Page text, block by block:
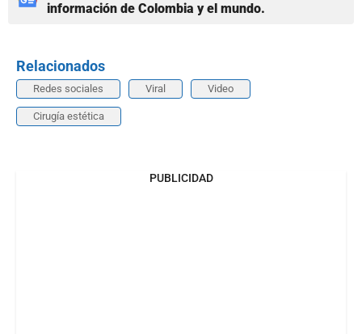
información de Colombia y el mundo.
Relacionados
Redes sociales Viral Video
Cirugía estética
PUBLICIDAD